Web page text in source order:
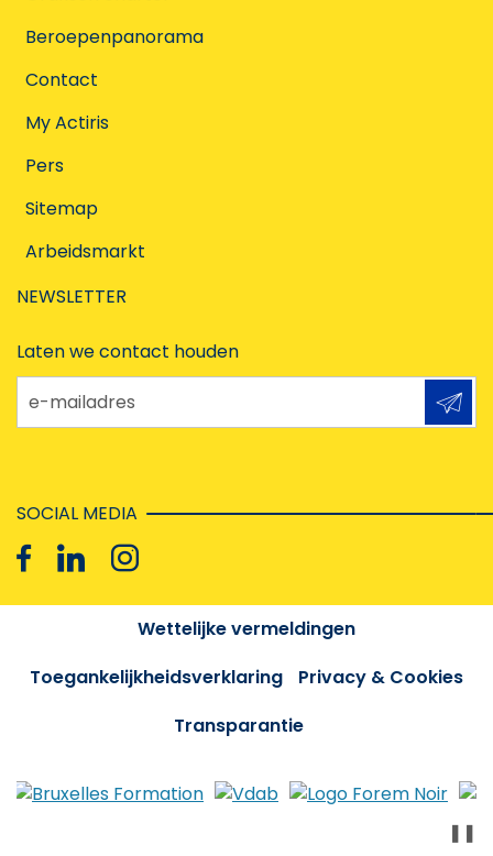
Beroepenpanorama
Contact
My Actiris
Pers
Sitemap
Arbeidsmarkt
NEWSLETTER
Laten we contact houden
e-mailadres
SOCIAL MEDIA
Wettelijke vermeldingen
Toegankelijkheidsverklaring
Privacy & Cookies
Transparantie
❚❚